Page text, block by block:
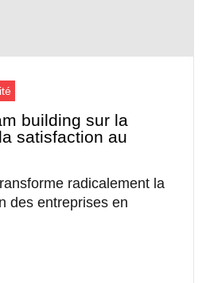
building sur la
satisfaction au
radicalement la
des entreprises en